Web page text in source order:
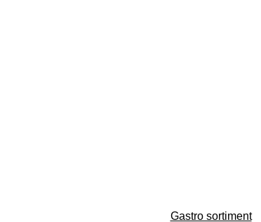
Gastro sortiment